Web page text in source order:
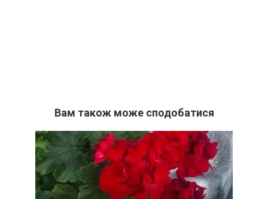
Вам також може сподобатися